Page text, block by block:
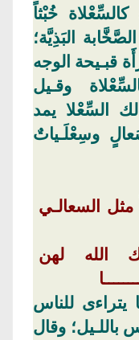
كالسِّعْلاة خُبْثاً
الصَّخَّابة البَذِيَّة؛
قبـيحة الوجه
وقـيل
السِّعْلايمد
وسِعْلَـياتٌ
مثل
السعالـي
الله لهن
يتراءى للناس
باللـيل؛ وقال